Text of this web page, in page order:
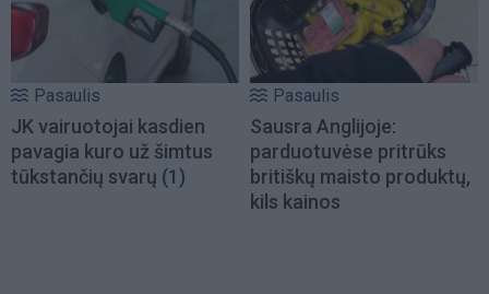
Pasaulis
JK vairuotojai kasdien
pavagia kuro už šimtus
tūkstančių svarų (1)
Pasaulis
Sausra Anglijoje:
parduotuvėse pritrūks
britiškų maisto produktų,
kils kainos